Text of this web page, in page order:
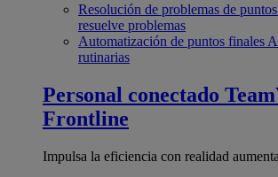
Resolución de problemas de
resuelve problemas
Automatización de puntos finales
rutinarias
Personal conectado
Frontline
Impulsa la eficiencia con realidad